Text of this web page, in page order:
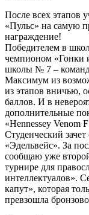
После всех этапов
«Пульс» на самую
награждение!
Победителем в
чемпионом «Гонки
школы № 7 –
Максимум из
из этапов вничью,
баллов. И в
дополнительные
«Hennessey Venom
Студенческий
«Эдельвейс». За
сообщаю уже
турнире для
интеллектуалов».
капут», которая
превзошла